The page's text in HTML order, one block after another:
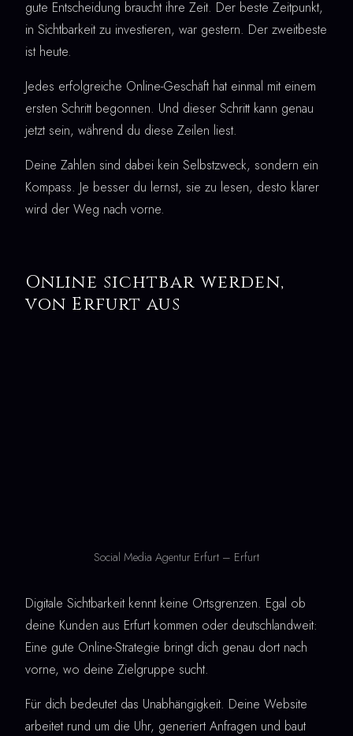
gute Entscheidung braucht ihre Zeit. Der beste Zeitpunkt,
in Sichtbarkeit zu investieren, war gestern. Der zweitbeste
ist heute.
Jedes erfolgreiche Online-Geschäft hat einmal mit einem
ersten Schritt begonnen. Und dieser Schritt kann genau
jetzt sein, während du diese Zeilen liest.
Deine Zahlen sind dabei kein Selbstzweck, sondern ein
Kompass. Je besser du lernst, sie zu lesen, desto klarer
wird der Weg nach vorne.
Online sichtbar werden,
von Erfurt aus
Social Media Agentur Erfurt – Erfurt
Digitale Sichtbarkeit kennt keine Ortsgrenzen. Egal ob
deine Kunden aus Erfurt kommen oder deutschlandweit:
Eine gute Online-Strategie bringt dich genau dort nach
vorne, wo deine Zielgruppe sucht.
Für dich bedeutet das Unabhängigkeit. Deine Website
arbeitet rund um die Uhr, generiert Anfragen und baut